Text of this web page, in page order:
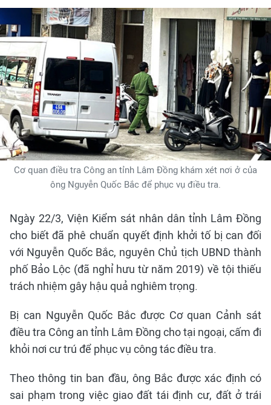
Cơ quan điều tra Công an tỉnh Lâm Đồng khám xét nơi ở của
ông Nguyễn Quốc Bắc để phục vụ điều tra.
Ngày 22/3, Viện Kiểm sát nhân dân tỉnh Lâm Đồng
cho biết đã phê chuẩn quyết định khởi tố bị can đối
với Nguyễn Quốc Bắc, nguyên Chủ tịch UBND thành
phố Bảo Lộc (đã nghỉ hưu từ năm 2019) về tội thiếu
trách nhiệm gây hậu quả nghiêm trọng.
Bị can Nguyễn Quốc Bắc được Cơ quan Cảnh sát
điều tra Công an tỉnh Lâm Đồng cho tại ngoại, cấm đi
khỏi nơi cư trú để phục vụ công tác điều tra.
Theo thông tin ban đầu, ông Bắc được xác định có
sai phạm trong việc giao đất tái định cư, đất ở trái